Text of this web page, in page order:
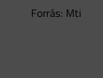
Forrás: Mti